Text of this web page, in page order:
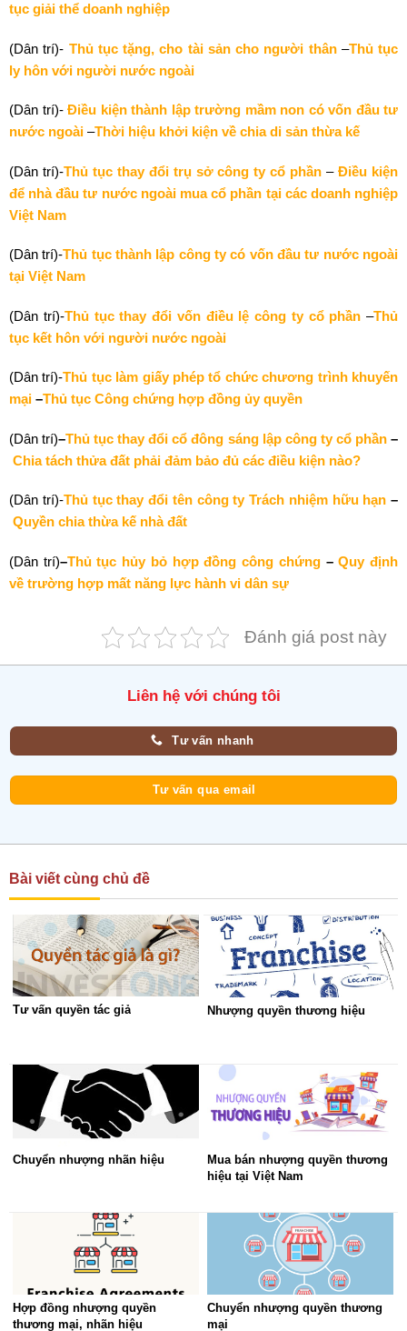
tục giải thể doanh nghiệp
(Dân trí)- Thủ tục tặng, cho tài sản cho người thân–Thủ tục
ly hôn với người nước ngoài
(Dân trí)- Điều kiện thành lập trường mầm non có vốn đầu tư
nước ngoài –Thời hiệu khởi kiện về chia di sản thừa kế
(Dân trí)-Thủ tục thay đổi trụ sở công ty cổ phần –Điều kiện
để nhà đầu tư nước ngoài mua cổ phần tại các doanh nghiệp
Việt Nam
(Dân trí)-Thủ tục thành lập công ty có vốn đầu tư nước ngoài
tại Việt Nam
(Dân trí)-Thủ tục thay đổi vốn điều lệ công ty cổ phần –Thủ
tục kết hôn với người nước ngoài
(Dân trí)-Thủ tục làm giấy phép tổ chức chương trình khuyến
mại –Thủ tục Công chứng hợp đồng ủy quyền
(Dân trí)–Thủ tục thay đổi cổ đông sáng lập công ty cổ phần–
Chia tách thửa đất phải đảm bảo đủ các điều kiện nào?
(Dân trí)-Thủ tục thay đổi tên công ty Trách nhiệm hữu hạn –
Quyền chia thừa kế nhà đất
(Dân trí)–Thủ tục hủy bỏ hợp đồng công chứng–Quy định
về trường hợp mất năng lực hành vi dân sự
Đánh giá post này
Liên hệ với chúng tôi
Tư vấn nhanh
Tư vấn qua email
Bài viết cùng chủ đề
Tư vấn quyền tác giả Nhượng quyền thương hiệu
Chuyển nhượng nhãn hiệu
Mua bán nhượng quyền thương
hiệu tại Việt Nam
Hợp đồng nhượng quyền
thương mại, nhãn hiệu
Chuyển nhượng quyền thương
mại